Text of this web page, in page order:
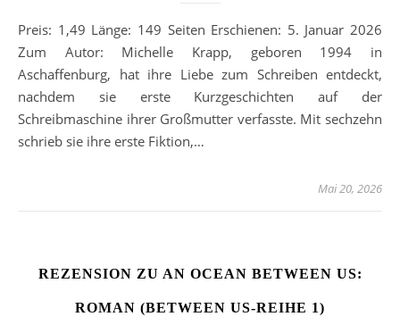
Preis: 1,49 Länge: 149 Seiten Erschienen: 5. Januar 2026
Zum Autor: Michelle Krapp, geboren 1994 in
Aschaffenburg, hat ihre Liebe zum Schreiben entdeckt,
nachdem sie erste Kurzgeschichten auf der
Schreibmaschine ihrer Großmutter verfasste. Mit sechzehn
schrieb sie ihre erste Fiktion,…
Mai 20, 2026
REZENSION ZU AN OCEAN BETWEEN US:
ROMAN (BETWEEN US-REIHE 1)